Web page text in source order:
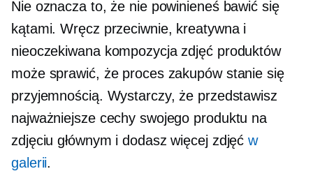
Nie oznacza to, że nie powinieneś bawić się
kątami. Wręcz przeciwnie, kreatywna i
nieoczekiwana kompozycja zdjęć produktów
może sprawić, że proces zakupów stanie się
przyjemnością. Wystarczy, że przedstawisz
najważniejsze cechy swojego produktu na
zdjęciu głównym i dodasz więcej zdjęćw
galerii.